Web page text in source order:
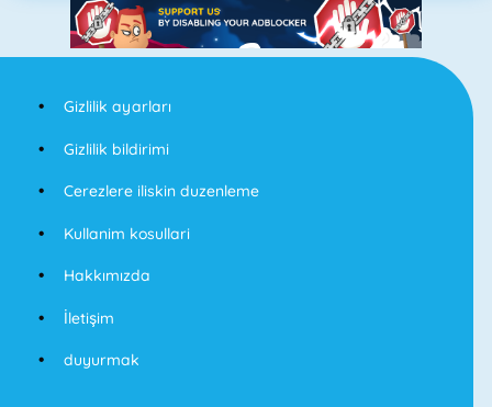
Gizlilik ayarları
Gizlilik bildirimi
Cerezlere iliskin duzenleme
Kullanim kosullari
Hakkımızda
İletişim
duyurmak